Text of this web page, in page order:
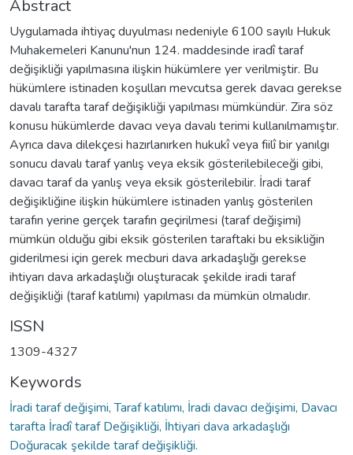
Abstract
Uygulamada ihtiyaç duyulması nedeniyle 6100 sayılı Hukuk
Muhakemeleri Kanunu'nun 124. maddesinde iradî taraf
değişikliği yapılmasına ilişkin hükümlere yer verilmiştir. Bu
hükümlere istinaden koşulları mevcutsa gerek davacı gerekse
davalı tarafta taraf değişikliği yapılması mümkündür. Zira söz
konusu hükümlerde davacı veya davalı terimi kullanılmamıştır.
Ayrıca dava dilekçesi hazırlanırken hukukî veya fiilî bir yanılgı
sonucu davalı taraf yanlış veya eksik gösterilebileceği gibi,
davacı taraf da yanlış veya eksik gösterilebilir. İradi taraf
değişikliğine ilişkin hükümlere istinaden yanlış gösterilen
tarafın yerine gerçek tarafın geçirilmesi (taraf değişimi)
mümkün olduğu gibi eksik gösterilen taraftaki bu eksikliğin
giderilmesi için gerek mecburi dava arkadaşlığı gerekse
ihtiyarı dava arkadaşlığı oluşturacak şekilde iradi taraf
değişikliği (taraf katılımı) yapılması da mümkün olmalıdır.
ISSN
1309-4327
Keywords
İradi taraf değişimi, Taraf katılımı, İradi davacı değişimi, Davacı
tarafta İradî taraf Değişikliği, İhtiyari dava arkadaşlığı
Doğuracak şekilde taraf değişikliği.